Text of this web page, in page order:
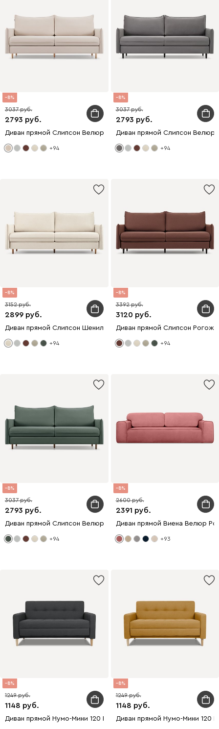
8
2793
3037
Диван прямой Слипсон Велюр Молочный
+94
8
2793
3037
Диван прямой Слипсон Велюр
+94
8
2899
3152
Диван прямой Слипсон Шенилл Бежевый
+94
8
3120
3392
Диван прямой Слипсон
+94
8
2793
3037
Диван прямой Слипсон Велюр Оливковый
+94
8
2391
2600
Диван прямой Виена Велюр
+93
8
1148
1249
Диван прямой Нумо-Мини 120 Рогожка Графитовый
8
1148
1249
Диван прямой Нумо-Мини 120